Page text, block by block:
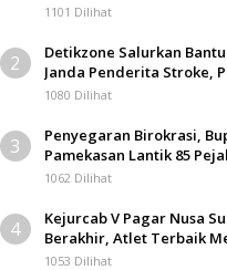
1101 Dilihat
2
Detikzone Salurkan
Janda Penderita Stroke,
Berbagi Masuki Hari ke-61
1080 Dilihat
3
Penyegaran Birokrasi,
Pamekasan Lantik 85
1062 Dilihat
4
Kejurcab V Pagar Nusa
Berakhir, Atlet Terbaik
Kejurwil Jatim
1053 Dilihat